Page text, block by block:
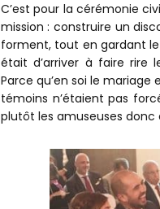
C’est pour la cérémonie
mission : construire un
forment, tout en gardant
était d’arriver à faire rire
Parce qu’en soi le
témoins n’étaient pas
plutôt les amuseuses donc